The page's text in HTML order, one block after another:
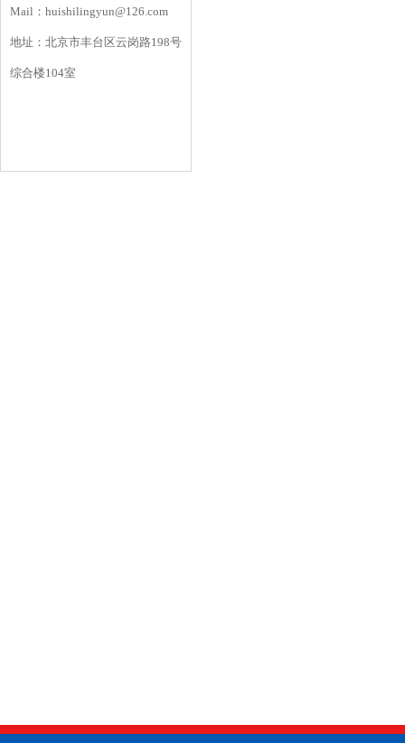
Mail：huishilingyun@126.com
地址：北京市丰台区云岗路198号
综合楼104室